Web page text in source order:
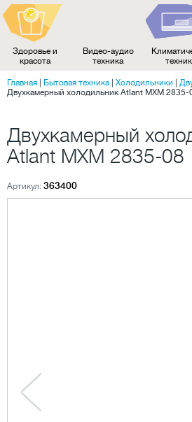
Здоровье и
красота
Видео-аудио
техника
Главная Бытовая техника| Холодильники
Двухкамерный холодильник Atlant MXM 2835-
Двухкамерный
Atlant MXM 2835-08
Артикул: 363400